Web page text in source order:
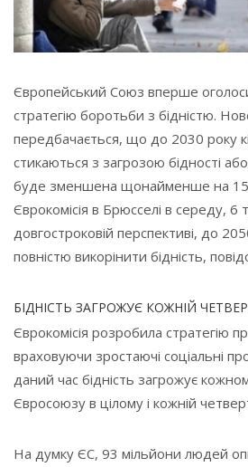
Європейський Союз вперше
стратегію боротьби з бідністю.
передбачається, що до 2030 року
стикаються з загрозою бідності або
буде зменшена щонайменше на 15
Єврокомісія в Брюсселі в середу, 6
довгостроковій перспективі, до
повністю викорінити бідність,
БІДНІСТЬ ЗАГРОЖУЄ КОЖНІЙ
Єврокомісія розробила стратегію
враховуючи зростаючі соціальні
даний час бідність загрожує
Євросоюзу в цілому і кожній
На думку ЄС, 93 мільйони людей